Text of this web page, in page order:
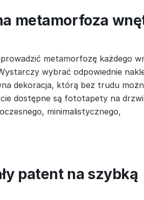
metamorfoza
metamorfozę każdego
wybrać odpowiednie
dekoracja, którą bez trudu
dostępne są fototapety na drzwi
minimalistycznego,
patent na szybką